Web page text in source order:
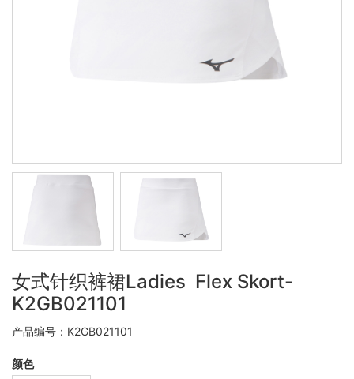
女式针织裤裙Ladies Flex Skort-
K2GB021101
产品编号：K2GB021101
颜色